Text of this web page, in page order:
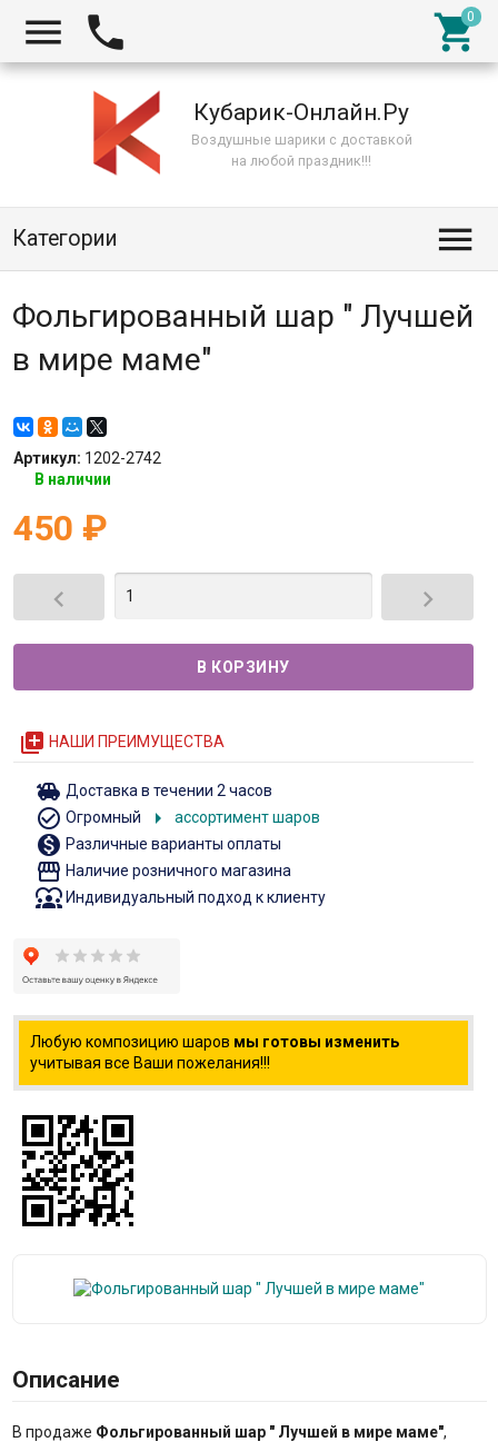
  
Кубарик-Онлайн.Ру
Воздушные шарики с доставкой
на любой праздник!!!
Категории 
Фольгированный шар " Лучшей
в мире маме"
Артикул: 1202-2742
В наличии
450 ₽
 
queue НАШИ ПРЕИМУЩЕСТВА
toys Доставка в течении 2 часов
check_circle_outline Огромный arrow_right ассортимент шаров
monetization_on Различные варианты оплаты
storefront Наличие розничного магазина
diversity_1Индивидуальный подход к клиенту
Любую композицию шаров мы готовы изменить
учитывая все Ваши пожелания!!!
Описание
В продаже Фольгированный шар " Лучшей в мире маме",